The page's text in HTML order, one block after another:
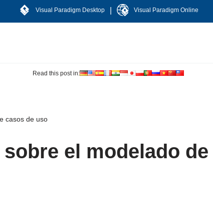
Visual Paradigm Desktop Visual Paradigm Online
Read this post in:
casos de uso
el modelado de